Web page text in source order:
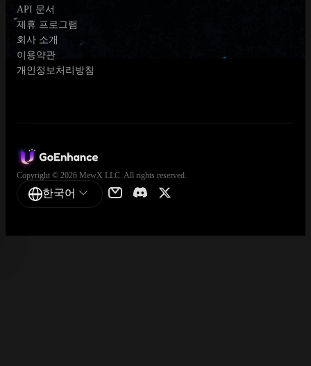
API 문서
제휴 프로그램
회사 소개
이용약관
개인정보처리방침
Copyright © 2026 MewX LLC. All rights reserved.
한국어